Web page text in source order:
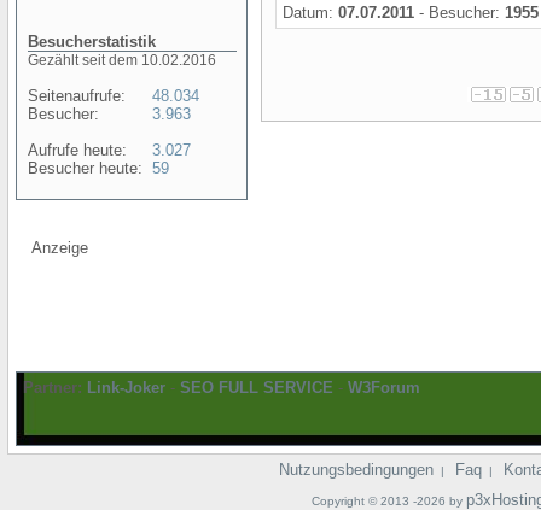
Besucherstatistik
Gezählt seit dem 10.02.2016
Seitenaufrufe:
Besucher:
Aufrufe heute:
Besucher heute:
48.034
3.963
3.027
59
Datum: 07.07.2011 - Besucher: 1955
Anzeige
Partner: Link-Joker - SEO FULL SERVICE - W3Forum
Nutzungsbedingungen | Faq |
Copyright © 2013 -2026 by